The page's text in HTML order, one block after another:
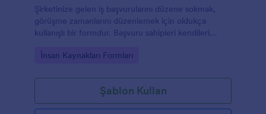
Şirketinize gelen iş başvurularını düzene sokmak,
görüşme zamanlarını düzenlemek için oldukça
kullanışlı bir formdur. Başvuru sahipleri kendileri
saatini belirleyebilirler.
Go to Category:
İnsan Kaynakları Formları
Şablon Kullan